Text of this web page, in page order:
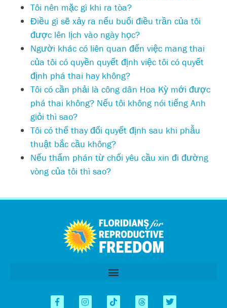
Tôi nên mặc gì khi ra tòa?
Điều gì sẽ xảy ra nếu buổi điều trần của tôi
được lên lịch vào ngày học?
Người khác có liên quan đến việc mang thai
của tôi có quyền quyết định việc tôi có quyết
định phá thai hay không?
Tôi có cần phải là công dân Hoa Kỳ mới được
phá thai không? Nếu tôi không nói tiếng Anh
giỏi thì sao?
Tôi có thể thay đổi quyết định sau khi phẫu
thuật bắc cầu không?
Nếu thẩm phán từ chối yêu cầu xin đi đường
vòng của tôi thì sao?
Español
اردو